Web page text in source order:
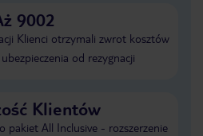
9002
Klienci otrzymali zwrot kosztów
od rezygnacji
Klientów
pakiet All Inclusive - rozszerzenie